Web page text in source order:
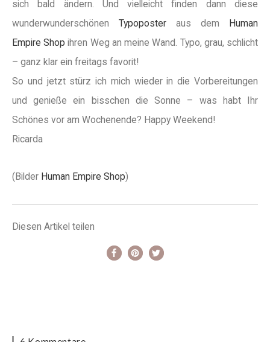
sich bald ändern. Und vielleicht finden dann diese
wunderwunderschönen Typoposter aus dem
Human
Empire Shop ihren Weg an meine Wand. Typo, grau, schlicht
– ganz klar ein freitags favorit!
So und jetzt stürz ich mich wieder in die Vorbereitungen
und genieße ein bisschen die Sonne – was habt Ihr
Schönes vor am Wochenende? Happy Weekend!
Ricarda
(Bilder Human Empire Shop)
Diesen Artikel teilen